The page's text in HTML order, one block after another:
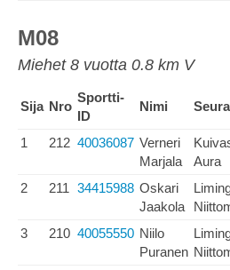
M08
Miehet 8 vuotta 0.8 km V
Sija Nro
Sportti-
ID
Nimi Seura
1 212 40036087 Verneri
Marjala
Aura
2 211 34415988 Oskari
Jaakola
3 210 40055550 Niilo
Puranen